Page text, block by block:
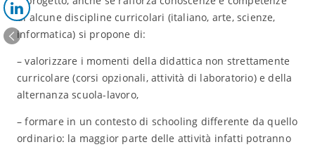
di alcune discipline curricolari (italiano, arte, scienze,
informatica) si propone di:
– valorizzare i momenti della didattica non strettamente
curricolare (corsi opzionali, attività di laboratorio) e della
alternanza scuola-lavoro,
– formare in un contesto di schooling differente da quello
ordinario: la maggior parte delle attività infatti potranno